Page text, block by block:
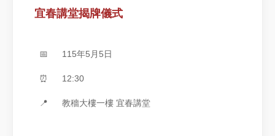
宜春講堂揭牌儀式
📅 115年5月5日
⏰ 12:30
📍 教穡大樓一樓 宜春講堂